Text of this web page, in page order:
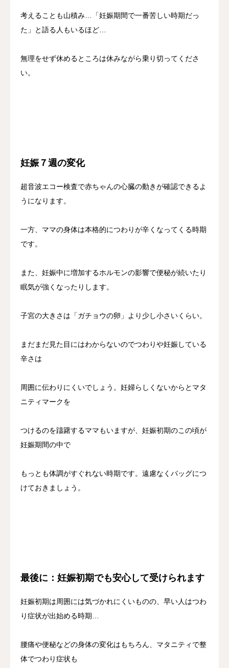
考えることも山積み…「妊娠期間で一番苦しい時期だっ
た」と語る人もいるほど…
無理をせず休めるところは休みながら乗り切ってくださ
い。
妊娠７週の変化
超音波エコー検査で赤ちゃんの心臓の動きが確認できるよ
うになります。
一方、ママの身体は本格的につわりが辛くなってくる時期
です。
また、妊娠中に増加するホルモンの影響で便秘が続いたり
眠気が強くなったりします。
子宮の大きさは「ガチョウの卵」より少し小さいくらい。
まだまだ見た目にはわからないのでつわりや妊娠している
辛さは
周囲に伝わりにくいでしょう。妊婦らしくないからとマタ
ニティマークを
つけるのを躊躇するママもいますが、妊娠初期のこの頃が
妊娠期間の中で
もっとも体調がすぐれない時期です。遠慮なくバッグにつ
けておきましょう。
最後に：妊娠初期でも安心して受けられます
妊娠初期は周囲には気づかれにくいものの、早い人はつわ
り症状が出始める時期…
腰痛や便秘などの身体の変化はもちろん、マタニティで整
体でつわり症状も